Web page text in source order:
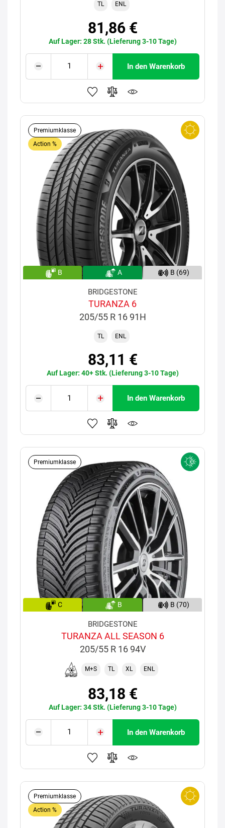
TL ENL
81,86 €
Auf Lager: 28 Stk. (Lieferung 3-10 Tage)
In den Warenkorb
Premiumklasse
Action %
B A B (69)
BRIDGESTONE
TURANZA 6
205/55 R 16 91H
TL ENL
83,11 €
Auf Lager: 40+ Stk. (Lieferung 3-10 Tage)
In den Warenkorb
Premiumklasse
C B B (70)
BRIDGESTONE
TURANZA ALL SEASON 6
205/55 R 16 94V
M+S TL XL ENL
83,18 €
Auf Lager: 34 Stk. (Lieferung 3-10 Tage)
In den Warenkorb
Premiumklasse
Action %